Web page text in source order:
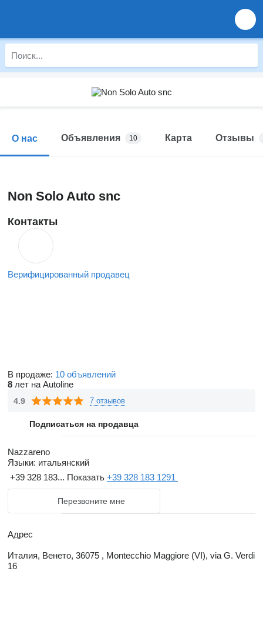
О нас Объявления 10 Карта Отзывы
Non Solo Auto snc
Контакты
Верифицированный продавец
В продаже: 10 объявлений
8 лет на Autoline
4.9 7 отзывов
Подписаться на продавца
Nazzareno
Языки: итальянский
+39 328 183... Показать +39 328 183 1291
Перезвоните мне
Адрес
Италия, Венето, 36075 , Montecchio Maggiore (VI), via G. Verdi
16